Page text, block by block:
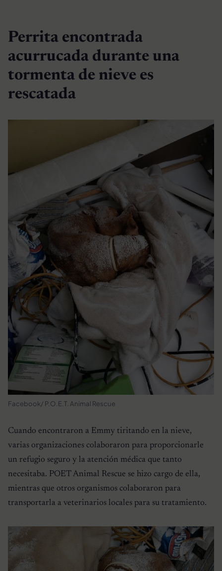
Perrita encontrada
acurrucada durante una
tormenta de nieve es
rescatada
Facebook/ P.O.E.T. Animal Rescue
Cuando encontraron a Emmy tiritando en la nieve,
varias organizaciones colaboraron para proporcionarle
un refugio seguro y la atención médica que tanto
necesitaba. POET Animal Rescue se hizo cargo de ella,
mientras que otros organismos colaboraron para
transportarla a veterinarios locales para su tratamiento.